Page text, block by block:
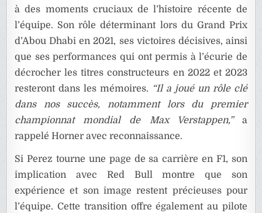
à des moments cruciaux de l’histoire récente de
l’équipe. Son rôle déterminant lors du Grand Prix
d’Abou Dhabi en 2021, ses victoires décisives, ainsi
que ses performances qui ont permis à l’écurie de
décrocher les titres constructeurs en 2022 et 2023
resteront dans les mémoires. “Il a joué un rôle clé
dans nos succès, notamment lors du premier
championnat mondial de Max Verstappen,”a
rappelé Horner avec reconnaissance.
Si Perez tourne une page de sa carrière en F1, son
implication avec Red Bull montre que son
expérience et son image restent précieuses pour
l’équipe. Cette transition offre également au pilote